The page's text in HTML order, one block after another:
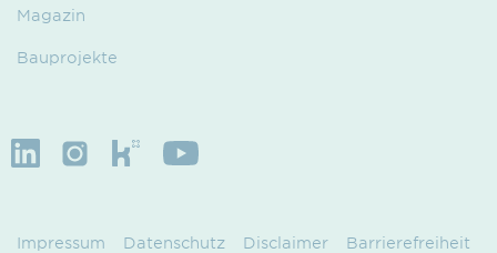
Magazin
Bauprojekte
Impressum Datenschutz Disclaimer Barrierefreiheit